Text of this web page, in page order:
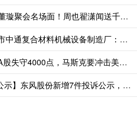
杠杆股票配资APP下载 董璇聚会名场面！周也翟潇闻送千元礼，小酒窝一句话让翟潇闻尴尬
股券通配资官网 连云港市中通复合材料机械设备制造厂：玻璃钢排污管道生产设备先驱者，适配多领域管道制造需求
牛达人配资 一周股评｜A股失守4000点，马斯克要冲击美股8万亿市值
配资网站 【12315投诉公示】东风股份新增7件投诉公示，涉及不履行国家规定的三包义务问题等